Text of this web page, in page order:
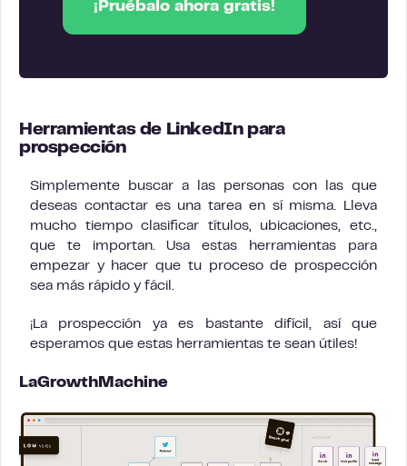
¡Pruébalo ahora gratis!
Herramientas de LinkedIn para
prospección
Simplemente buscar a las personas con las que
deseas contactar es una tarea en sí misma. Lleva
mucho tiempo clasificar títulos, ubicaciones, etc.,
que te importan. Usa estas herramientas para
empezar y hacer que tu proceso de prospección
sea más rápido y fácil.
¡La prospección ya es bastante difícil, así que
esperamos que estas herramientas te sean útiles!
LaGrowthMachine